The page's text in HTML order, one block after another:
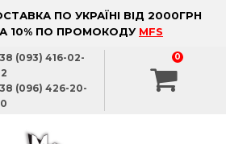
ПО УКРАЇНІ ВІД 2000ГРН
10% ПО ПРОМОКОДУ MFS
(093) 416-02-
(096) 426-20-
0